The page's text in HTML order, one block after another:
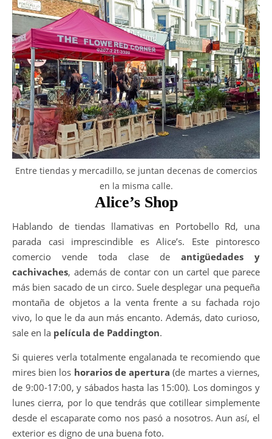
Entre tiendas y mercadillo, se juntan decenas de comercios
en la misma calle.
Alice’s Shop
Hablando de tiendas llamativas en Portobello Rd, una
parada casi imprescindible es Alice’s. Este pintoresco
comercio vende toda clase de antigüedades y
cachivaches, además de contar con un cartel que parece
más bien sacado de un circo. Suele desplegar una pequeña
montaña de objetos a la venta frente a su fachada rojo
vivo, lo que le da aun más encanto. Además, dato curioso,
sale en la película de Paddington.
Si quieres verla totalmente engalanada te recomiendo que
mires bien los horarios de apertura (de martes a viernes,
de 9:00-17:00, y sábados hasta las 15:00). Los domingos y
lunes cierra, por lo que tendrás que cotillear simplemente
desde el escaparate como nos pasó a nosotros. Aun así, el
exterior es digno de una buena foto.